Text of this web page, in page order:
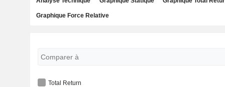
Graphique Force Relative
Total Return